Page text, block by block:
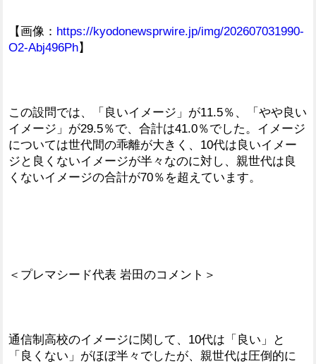
【画像： https://kyodonewsprwire.jp/img/202607031990-
O2-Abj496Ph】
この設問では、「良いイメージ」が11.5％、「やや良い
イメージ」が29.5％で、合計は41.0％でした。イメージ
については世代間の乖離が大きく、10代は良いイメー
ジと良くないイメージが半々なのに対し、親世代は良
くないイメージの合計が70％を超えています。
＜プレマシード代表 岩田のコメント＞
通信制高校のイメージに関して、10代は「良い」と
「良くない」がほぼ半々でしたが、親世代は圧倒的に